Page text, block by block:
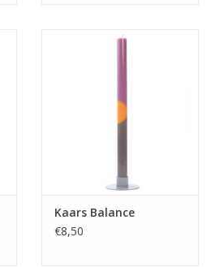
Kaars Balance
€8,50